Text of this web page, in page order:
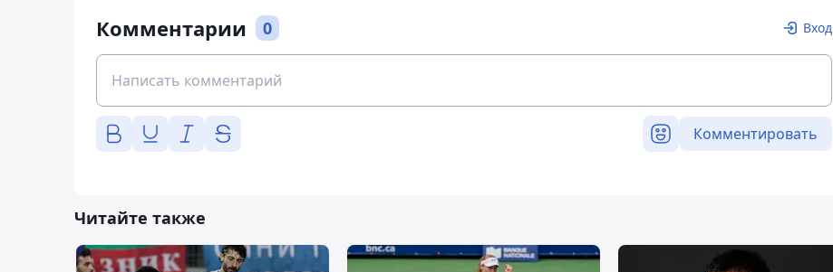
Комментарии 0 Вход
Комментировать
Читайте также